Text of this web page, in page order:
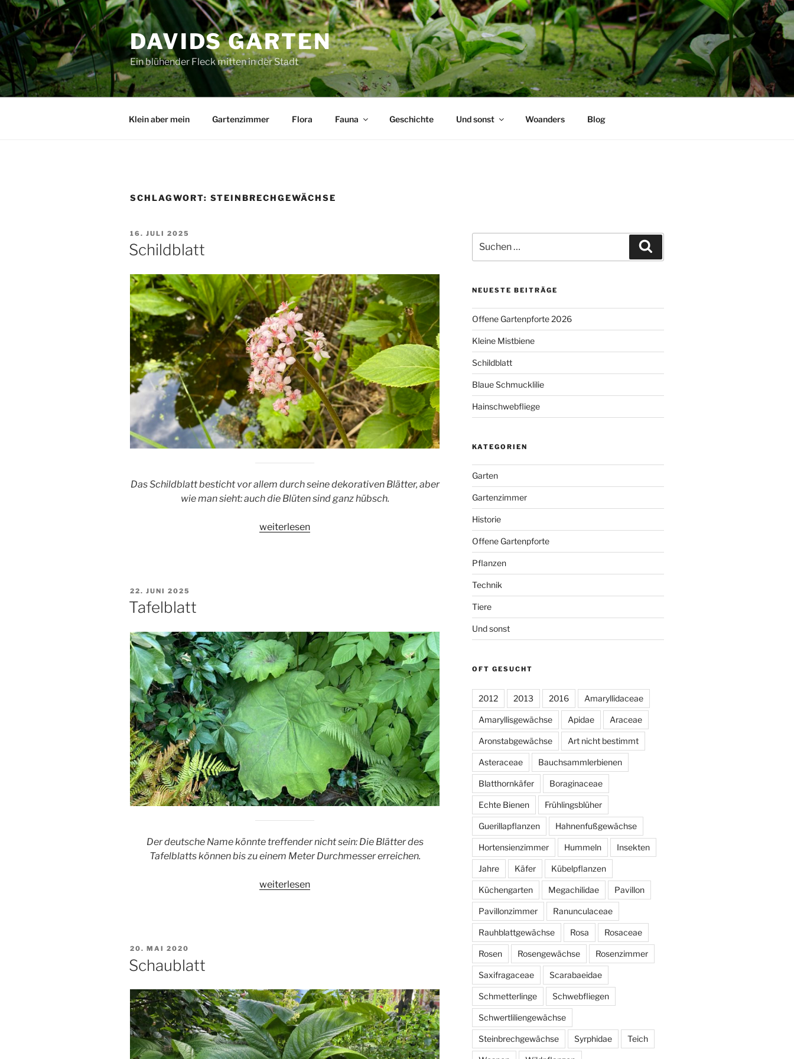
Zum
Inhalt
springen
DAVIDS GARTEN
Ein blühender Fleck mitten in der Stadt
Klein aber mein Gartenzimmer Flora Fauna Geschichte Und sonst Woanders Blog
SCHLAGWORT: STEINBRECHGEWÄCHSE
VERÖFFENTLICHT
AM
16. JULI 2025
Schildblatt
Das Schildblatt besticht vor allem durch seine dekorativen Blätter, aber
wie man sieht: auch die Blüten sind ganz hübsch.
„Schildblatt“
weiterlesen
VERÖFFENTLICHT
AM
22. JUNI 2025
Tafelblatt
Der deutsche Name könnte treffender nicht sein: Die Blätter des
Tafelblatts können bis zu einem Meter Durchmesser erreichen.
„Tafelblatt“
weiterlesen
VERÖFFENTLICHT
AM
20. MAI 2020
Schaublatt
nach:
NEUESTE BEITRÄGE
Offene Gartenpforte 2026
Kleine Mistbiene
Schildblatt
Blaue Schmucklilie
Hainschwebfliege
KATEGORIEN
Garten
Gartenzimmer
Historie
Offene Gartenpforte
Pflanzen
Technik
Tiere
Und sonst
OFT GESUCHT
2012 2013 2016 Amaryllidaceae
Amaryllisgewächse Apidae Araceae
Aronstabgewächse Art nicht bestimmt
Asteraceae Bauchsammlerbienen
Blatthornkäfer Boraginaceae
Echte Bienen Frühlingsblüher
Guerillapflanzen Hahnenfußgewächse
Hortensienzimmer Hummeln Insekten
Jahre Käfer Kübelpflanzen
Küchengarten Megachilidae Pavillon
Pavillonzimmer Ranunculaceae
Rauhblattgewächse Rosa Rosaceae
Rosen Rosengewächse Rosenzimmer
Saxifragaceae Scarabaeidae
Schmetterlinge Schwebfliegen
Schwertliliengewächse
Steinbrechgewächse Syrphidae Teich